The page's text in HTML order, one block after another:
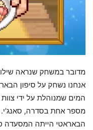
המים שמנוהלת על ידי
מספר אחת בסדרה, סאנג'י.
הבאראטי הייתה המסעדה